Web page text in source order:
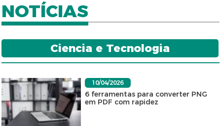
NOTÍCIAS
Ciencia e Tecnologia
10/04/2026
6 ferramentas para converter PNG
em PDF com rapidez